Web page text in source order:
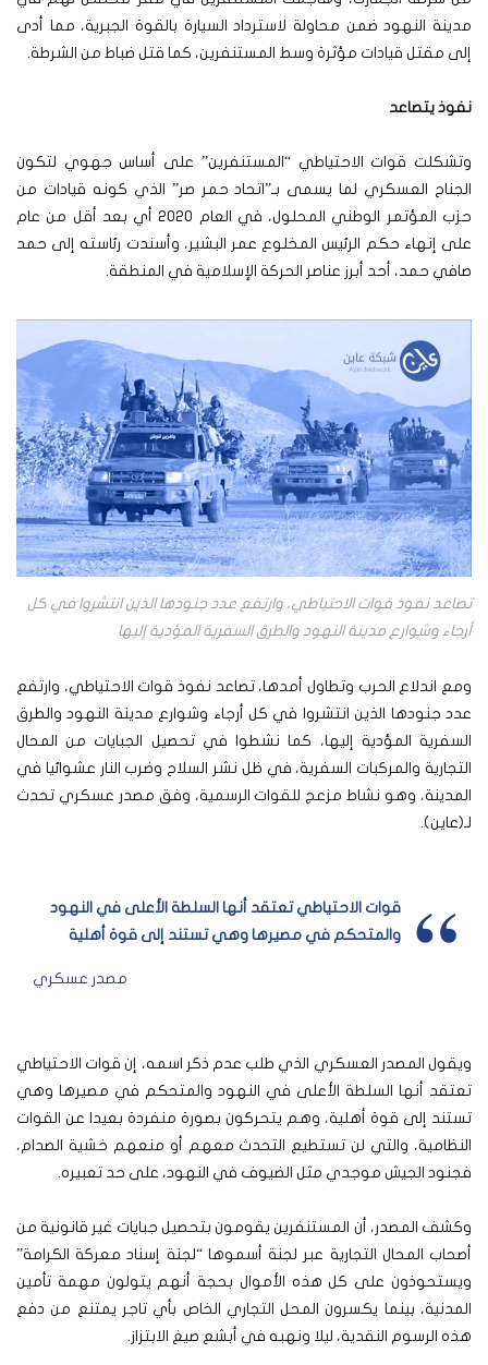
مدينة النهود ضمن محاولة لاسترداد السيارة بالقوة الجبرية، مما أدى
إلى مقتل قيادات مؤثرة وسط المستنفرين، كما قتل ضباط من الشرطة.
نفوذ يتصاعد
وتشكلت قوات الاحتياطي “المستنفرين” على أساس جهوي لتكون
الجناح العسكري لما يسمى بـ”اتحاد حمر صر” الذي كونه قيادات من
حزب المؤتمر الوطني المحلول، في العام 2020 أي بعد أقل من عام
على إنهاء حكم الرئيس المخلوع عمر البشير، وأسندت رئاسته إلى حمد
صافي حمد، أحد أبرز عناصر الحركة الإسلامية في المنطقة.
تصاعد نفوذ قوات الاحتياطي، وارتفع عدد جنودها الذين انتشروا في كل
أرجاء وشوارع مدينة النهود والطرق السفرية المؤدية إليها
ومع اندلاع الحرب وتطاول أمدها، تصاعد نفوذ قوات الاحتياطي، وارتفع
عدد جنودها الذين انتشروا في كل أرجاء وشوارع مدينة النهود والطرق
السفرية المؤدية إليها، كما نشطوا في تحصيل الجبايات من المحال
التجارية والمركبات السفرية، في ظل نشر السلاح وضرب النار عشوائيا في
المدينة، وهو نشاط مزعج للقوات الرسمية، وفق مصدر عسكري تحدث
لـ(عاين).
قوات الاحتياطي تعتقد أنها السلطة الأعلى في النهود
والمتحكم في مصيرها وهي تستند إلى قوة أهلية
مصدر عسكري
ويقول المصدر العسكري الذي طلب عدم ذكر اسمه، إن قوات الاحتياطي
تعتقد أنها السلطة الأعلى في النهود والمتحكم في مصيرها وهي
تستند إلى قوة أهلية، وهم يتحركون بصورة منفردة بعيدا عن القوات
النظامية، والتي لن تستطيع التحدث معهم أو منعهم خشية الصدام،
فجنود الجيش موجدي مثل الضيوف في النهود، على حد تعبيره.
وكشف المصدر، أن المستنفرين يقومون بتحصيل جبايات غير قانونية من
أصحاب المحال التجارية عبر لجنة أسموها “لجنة إسناد معركة الكرامة”
ويستحوذون على كل هذه الأموال بحجة أنهم يتولون مهمة تأمين
المدنية، بينما يكسرون المحل التجاري الخاص بأي تاجر يمتنع من دفع
هذه الرسوم النقدية، ليلا ونهبه في أبشع صيغ الابتزاز.